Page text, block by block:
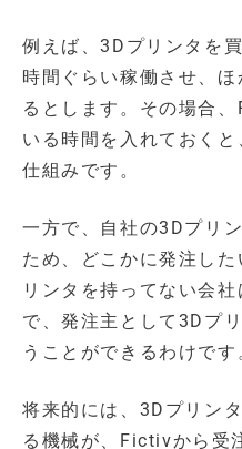
例えば、3Dプリンタを
時間ぐらい稼働させ、
るとします。その場合
いる時間を入れておく
仕組みです。
一方で、自社の3Dプリ
ため、どこかに発注し
リンタを持ってない会
で、発注主として3Dプ
うことができるわけです
将来的には、3Dプリン
る機械が、Fictivから受